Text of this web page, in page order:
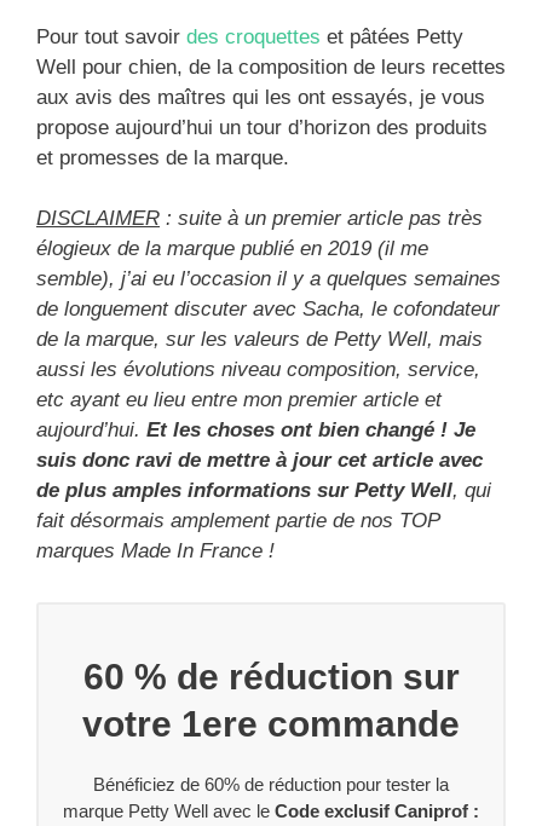
Pour tout savoir des croquettes et pâtées Petty
Well pour chien, de la composition de leurs recettes
aux avis des maîtres qui les ont essayés, je vous
propose aujourd’hui un tour d’horizon des produits
et promesses de la marque.
DISCLAIMER : suite à un premier article pas très
élogieux de la marque publié en 2019 (il me
semble), j’ai eu l’occasion il y a quelques semaines
de longuement discuter avec Sacha, le cofondateur
de la marque, sur les valeurs de Petty Well, mais
aussi les évolutions niveau composition, service,
etc ayant eu lieu entre mon premier article et
aujourd’hui. Et les choses ont bien changé ! Je
suis donc ravi de mettre à jour cet article avec
de plus amples informations sur Petty Well, qui
fait désormais amplement partie de nos TOP
marques Made In France !
60 % de réduction sur
votre 1ere commande
Bénéficiez de 60% de réduction pour tester la
marque Petty Well avec le Code exclusif Caniprof :